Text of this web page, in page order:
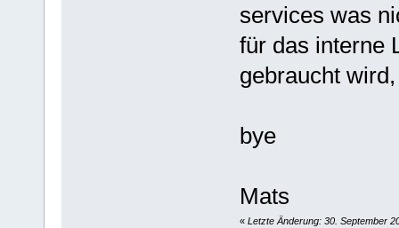
services was
für das interne
gebraucht
bye
Mats
« Letzte Änderung: 30. September